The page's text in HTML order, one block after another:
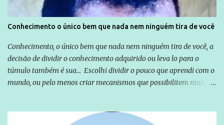
Conhecimento o único bem que nada nem ninguém tira de você
Conhecimento, o único bem que nada nem ninguém tira de você, a
decisão de dividir o conhecimento adquirido ou leva lo para o
túmulo também é sua... Escolhi dividir o pouco que aprendi com o
mundo, ou pelo menos criar mecanismos que possibilitem mais e
empreendedor da comunicação, que além de informação